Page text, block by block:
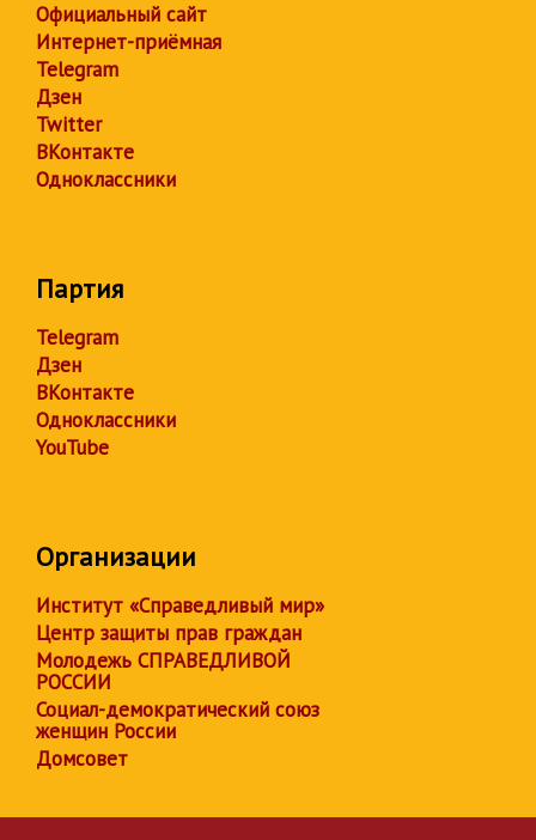
Официальный сайт
Интернет-приёмная
Telegram
Дзен
Twitter
ВКонтакте
Одноклассники
Партия
Telegram
Дзен
ВКонтакте
Одноклассники
YouTube
Организации
Институт «Справедливый мир»
Центр защиты прав граждан
Молодежь СПРАВЕДЛИВОЙ
РОССИИ
Социал-демократический союз
женщин России
Домсовет